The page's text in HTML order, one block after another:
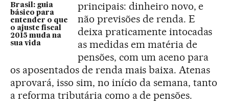
Brasil: guia
básico para
entender o que
o ajuste fiscal
2015 muda na
sua vida
principais: dinheiro novo, e
não previsões de renda. E
deixa praticamente intocadas
as medidas em matéria de
pensões, com um aceno para
os aposentados de renda mais baixa. Atenas
aprovará, isso sim, no início da semana, tanto
a reforma tributária como a de pensões.